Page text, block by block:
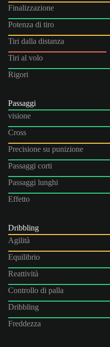
Finalizzazione
Potenza di tiro
Tiri dalla distanza
Tiri al volo
Rigori
Passaggi
visione
Cross
Precisione su punizione
Passaggi corti
Passaggi lunghi
Effetto
Dribbling
Agilità
Equilibrio
Reattività
Controllo di palla
Dribbling
Freddezza